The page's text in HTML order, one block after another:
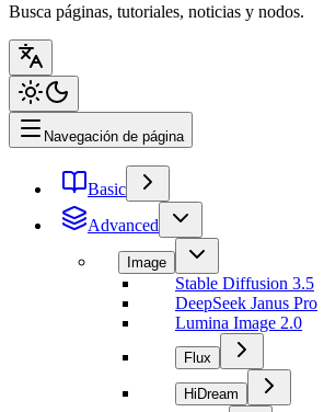
Busca páginas, tutoriales, noticias y nodos.
Navegación de página
Basic
Advanced
Image
Stable Diffusion 3.5
DeepSeek Janus Pro
Lumina Image 2.0
Flux
HiDream